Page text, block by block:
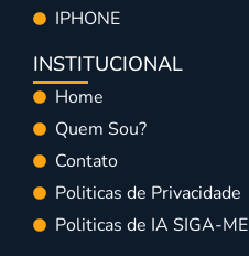
IPHONE
INSTITUCIONAL
Home
Quem Sou?
Contato
Politicas de Privacidade
Politicas de IA SIGA-ME